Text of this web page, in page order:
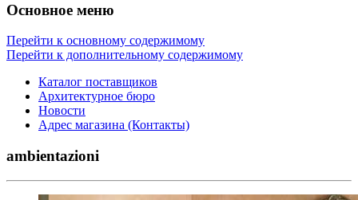
Основное меню
Перейти к основному содержимому
Перейти к дополнительному содержимому
Каталог поставщиков
Архитектурное бюро
Новости
Адрес магазина (Контакты)
ambientazioni